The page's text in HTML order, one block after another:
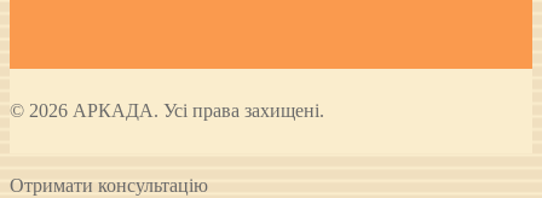
© 2026 АРКАДА. Усі права захищені.
Отримати консультацію